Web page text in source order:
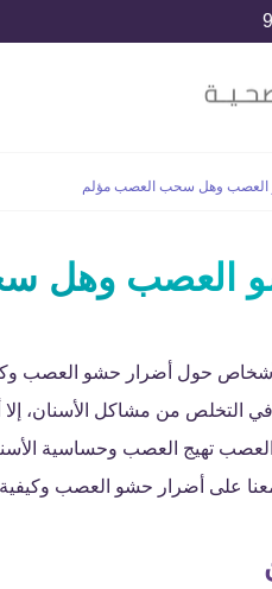
العصب وهل سحب العصب مؤلم
العصب وهل
حول أضرار حشو العصب
التخلص من مشاكل الأسنان، إلا
تهيج العصب وحساسية
على أضرار حشو العصب وكيفية